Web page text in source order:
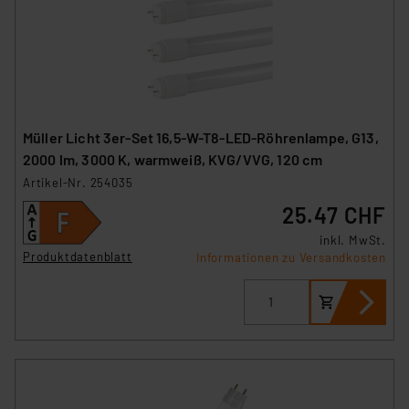
Müller Licht 3er-Set 16,5-W-T8-LED-Röhrenlampe, G13,
2000 lm, 3000 K, warmweiß, KVG/VVG, 120 cm
Artikel-Nr. 254035
Produktdatenblatt
25.47 CHF
inkl. MwSt.
Informationen zu Versandkosten